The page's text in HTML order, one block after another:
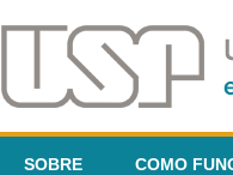
SOBRE COMO